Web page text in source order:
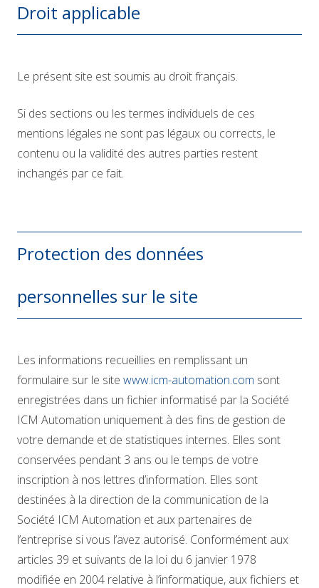
Droit applicable
Le présent site est soumis au droit français.
Si des sections ou les termes individuels de ces
mentions légales ne sont pas légaux ou corrects, le
contenu ou la validité des autres parties restent
inchangés par ce fait.
Protection des données
personnelles sur le site
Les informations recueillies en remplissant un
formulaire sur le site www.icm-automation.com sont
enregistrées dans un fichier informatisé par la Société
ICM Automation uniquement à des fins de gestion de
votre demande et de statistiques internes. Elles sont
conservées pendant 3 ans ou le temps de votre
inscription à nos lettres d’information. Elles sont
destinées à la direction de la communication de la
Société ICM Automation et aux partenaires de
l’entreprise si vous l’avez autorisé. Conformément aux
articles 39 et suivants de la loi du 6 janvier 1978
modifiée en 2004 relative à l’informatique, aux fichiers et